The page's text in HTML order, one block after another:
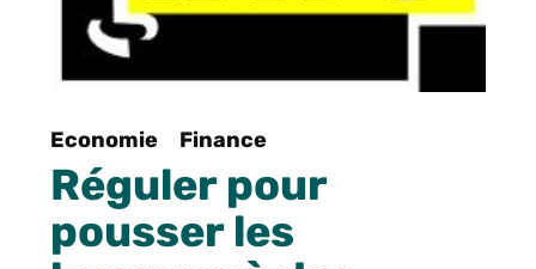
Economie Finance
Réguler pour
pousser les